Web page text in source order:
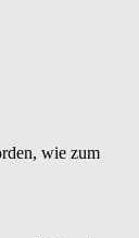
wie zum